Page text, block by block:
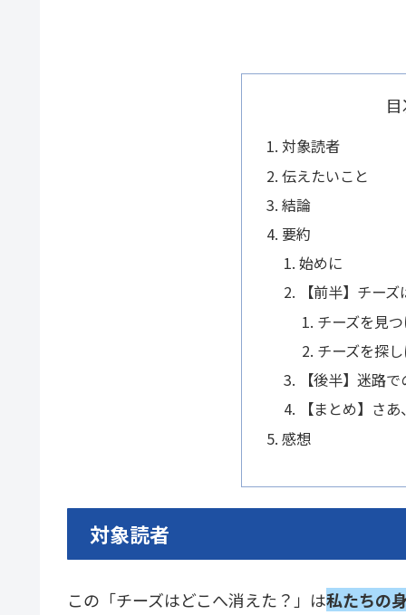
対象読者
伝えたいこと
結論
要約
始めに
【前半】チー
チーズを見
チーズを探
【後半】迷路
【まとめ】さ
感想
対象読者
この「チーズはどこへ消えた？」は私たちの